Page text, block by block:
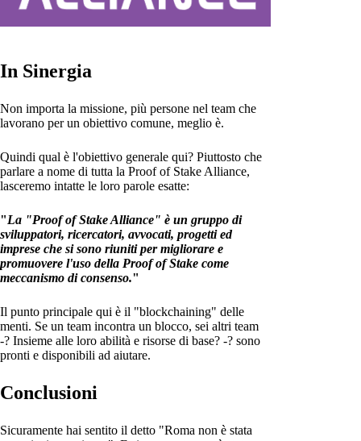
In Sinergia
Non importa la missione, più persone nel team che
lavorano per un obiettivo comune, meglio è.
Quindi qual è l'obiettivo generale qui? Piuttosto che
parlare a nome di tutta la Proof of Stake Alliance,
lasceremo intatte le loro parole esatte:
"La "Proof of Stake Alliance" è un gruppo di
sviluppatori, ricercatori, avvocati, progetti ed
imprese che si sono riuniti per migliorare e
promuovere l'uso della Proof of Stake come
meccanismo di consenso."
Il punto principale qui è il "blockchaining" delle
menti. Se un team incontra un blocco, sei altri team
-? Insieme alle loro abilità e risorse di base? -? sono
pronti e disponibili ad aiutare.
Conclusioni
Sicuramente hai sentito il detto "Roma non è stata